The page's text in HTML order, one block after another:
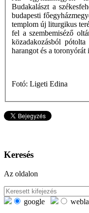
Budakalászt a
budapesti
templom új liturgikus
fel a szembemiséző
közadakozásból
harangot és a
Fotó: Ligeti Edina
Keresés
Az oldalon
google